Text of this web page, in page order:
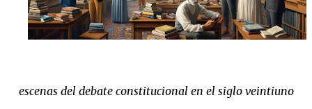
escenas del debate constitucional en el siglo veintiuno